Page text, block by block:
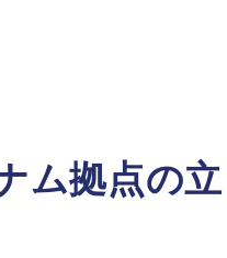
ム拠点の立